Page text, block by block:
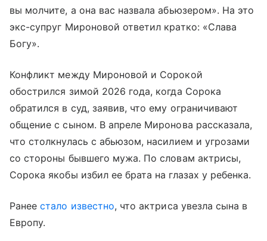
вы молчите, а она вас назвала абьюзером». На это
экс-супруг Мироновой ответил кратко: «Слава
Богу».
Конфликт между Мироновой и Сорокой
обострился зимой 2026 года, когда Сорока
обратился в суд, заявив, что ему ограничивают
общение с сыном. В апреле Миронова рассказала,
что столкнулась с абьюзом, насилием и угрозами
со стороны бывшего мужа. По словам актрисы,
Сорока якобы избил ее брата на глазах у ребенка.
Ранеестало известно, что актриса увезла сына в
Европу.